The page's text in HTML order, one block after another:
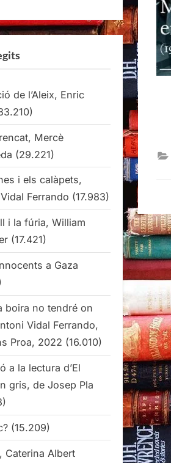
de l’Aleix, Enric
Mercè
(29.221)
i els calàpets,
Ferrando (17.983)
i la fúria, William
(17.421)
a Gaza
boira no tendré on
Vidal Ferrando,
Proa, 2022 (16.010)
a la lectura d’El
gris, de Josep Pla
(15.209)
Caterina Albert